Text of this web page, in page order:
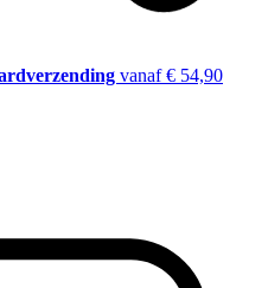
vanaf € 54,90